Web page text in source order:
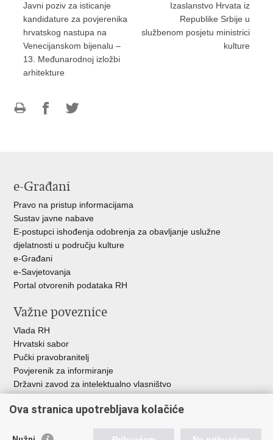
Javni poziv za isticanje
kandidature za povjerenika
hrvatskog nastupa na
Venecijanskom bijenalu –
13. Međunarodnoj izložbi
arhitekture
Izaslanstvo Hrvata iz
Republike Srbije u
službenom posjetu ministrici
kulture
e-Građani
Pravo na pristup informacijama
Sustav javne nabave
E-postupci ishođenja odobrenja za obavljanje uslužne
djelatnosti u području kulture
e-Građani
e-Savjetovanja
Portal otvorenih podataka RH
Važne poveznice
Vlada RH
Hrvatski sabor
Pučki pravobranitelj
Povjerenik za informiranje
Državni zavod za intelektualno vlasništvo
HAKOM
Ova stranica upotrebljava kolačiće